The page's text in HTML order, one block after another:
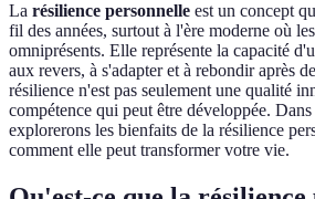
La résilience personnelle est un concept
fil des années, surtout à l'ère moderne où
omniprésents. Elle représente la capacité
aux revers, à s'adapter et à rebondir après
résilience n'est pas seulement une qualité
compétence qui peut être développée.
explorerons les bienfaits de la résilience
comment elle peut transformer votre vie.